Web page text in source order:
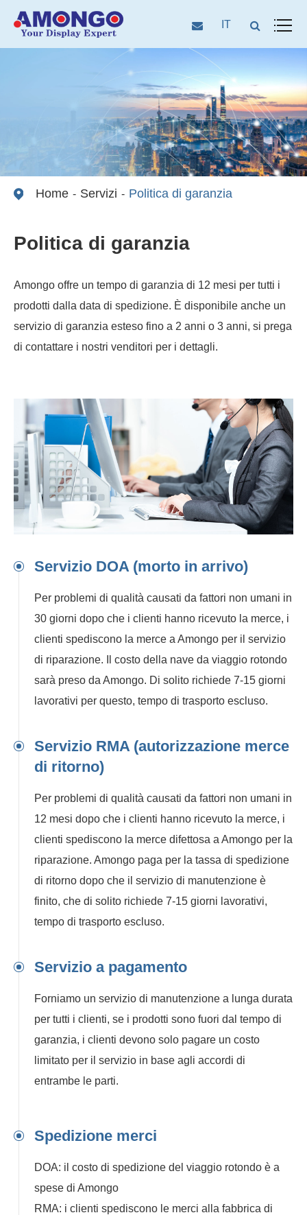
IT
Home Servizi Politica di garanzia
Politica di garanzia
Amongo offre un tempo di garanzia di 12 mesi per tutti i
prodotti dalla data di spedizione. È disponibile anche un
servizio di garanzia esteso fino a 2 anni o 3 anni, si prega
di contattare i nostri venditori per i dettagli.
Servizio DOA (morto in arrivo)
Per problemi di qualità causati da fattori non umani in
30 giorni dopo che i clienti hanno ricevuto la merce, i
clienti spediscono la merce a Amongo per il servizio
di riparazione. Il costo della nave da viaggio rotondo
sarà preso da Amongo. Di solito richiede 7-15 giorni
lavorativi per questo, tempo di trasporto escluso.
Servizio RMA (autorizzazione merce
di ritorno)
Per problemi di qualità causati da fattori non umani in
12 mesi dopo che i clienti hanno ricevuto la merce, i
clienti spediscono la merce difettosa a Amongo per la
riparazione. Amongo paga per la tassa di spedizione
di ritorno dopo che il servizio di manutenzione è
finito, che di solito richiede 7-15 giorni lavorativi,
tempo di trasporto escluso.
Servizio a pagamento
Forniamo un servizio di manutenzione a lunga durata
per tutti i clienti, se i prodotti sono fuori dal tempo di
garanzia, i clienti devono solo pagare un costo
limitato per il servizio in base agli accordi di
entrambe le parti.
Spedizione merci
DOA: il costo di spedizione del viaggio rotondo è a
spese di Amongo
RMA: i clienti spediscono le merci alla fabbrica di